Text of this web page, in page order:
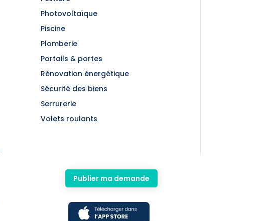
Photovoltaïque
Piscine
Plomberie
Portails & portes
Rénovation énergétique
Sécurité des biens
Serrurerie
Volets roulants
Publier ma demande